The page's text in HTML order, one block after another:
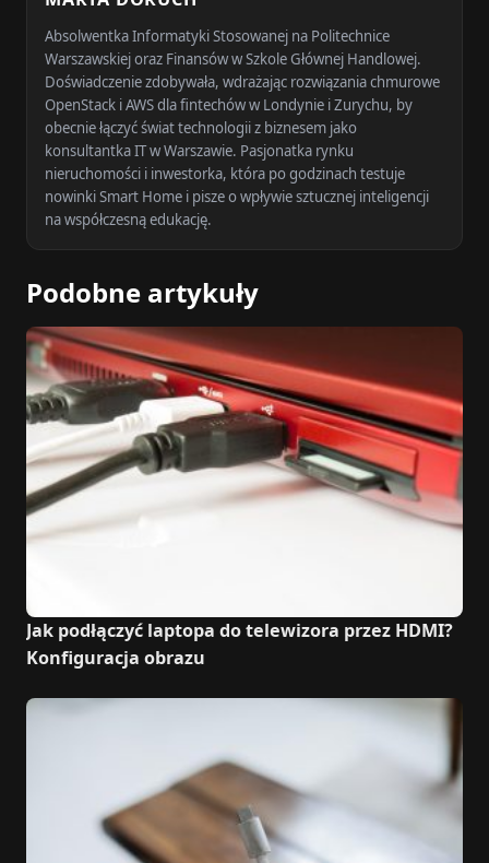
Absolwentka Informatyki Stosowanej na Politechnice
Warszawskiej oraz Finansów w Szkole Głównej Handlowej.
Doświadczenie zdobywała, wdrażając rozwiązania chmurowe
OpenStack i AWS dla fintechów w Londynie i Zurychu, by
obecnie łączyć świat technologii z biznesem jako
konsultantka IT w Warszawie. Pasjonatka rynku
nieruchomości i inwestorka, która po godzinach testuje
nowinki Smart Home i pisze o wpływie sztucznej inteligencji
na współczesną edukację.
Podobne artykuły
Jak podłączyć laptopa do telewizora przez HDMI?
Konfiguracja obrazu